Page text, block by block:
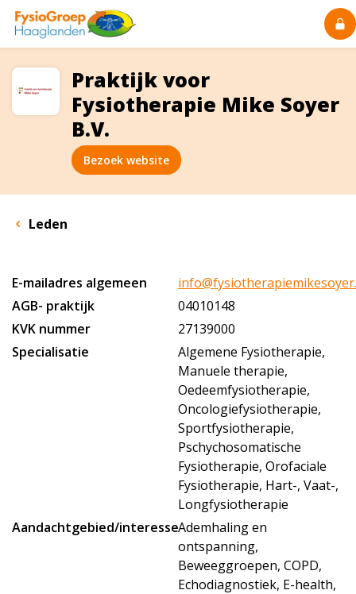
Praktijk voor
Fysiotherapie Mike Soyer
B.V.
Bezoek website
Leden
E-mailadres algemeen
AGB- praktijk
04010148
KVK nummer
27139000
Specialisatie
Algemene Fysiotherapie,
Manuele therapie,
Oedeemfysiotherapie,
Oncologiefysiotherapie,
Sportfysiotherapie,
Pschychosomatische
Fysiotherapie, Orofaciale
Fysiotherapie, Hart-, Vaat-,
Longfysiotherapie
Aandachtgebied/interesseAdemhaling en
ontspanning,
Beweeggroepen, COPD,
Echodiagnostiek, E-health,